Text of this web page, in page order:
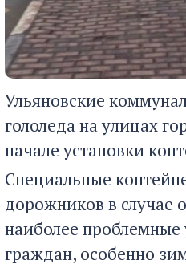
Ульяновские
гололеда на улицах
начале установки
Специальные
дорожников в случае
наиболее
граждан, особенно